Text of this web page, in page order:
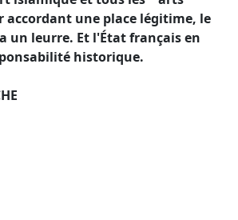
accordant une place légitime, le
un leurre. Et l'État français en
historique.